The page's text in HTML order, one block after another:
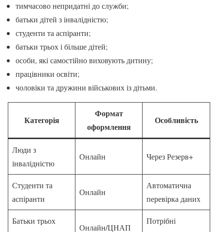
тимчасово непридатні до служби;
батьки дітей з інвалідністю;
студенти та аспіранти;
батьки трьох і більше дітей;
особи, які самостійно виховують дитину;
працівники освіти;
чоловіки та дружини військових із дітьми.
Категорія
Формат
оформлення
Особливість
Люди з
інвалідністю
Онлайн Через Резерв+
Студенти та
аспіранти
Онлайн
Автоматична
перевірка даних
Батьки трьох
Онлайн/ЦНАП
Потрібні